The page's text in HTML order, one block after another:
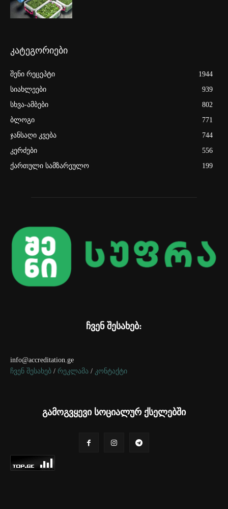
კატეგორიები
შენი რეცეპტი
1944
სიახლეები
939
სხვა-ამბები
802
ბლოგი
771
ჯანსაღი კვება
744
კერძები
556
ქართული სამზარეულო
199
ჩვენ შესახებ:
info@accreditation.ge
ჩვენ შესახებ / რეკლამა / კონტაქტი
გამოგვყევი სოციალურ ქსელებში